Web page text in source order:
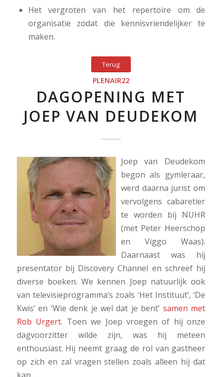
Het vergroten van het repertoire om de
organisatie zodat die kennisvriendelijker te
maken.
Terug
PLENAIR22
DAGOPENING MET
JOEP VAN DEUDEKOM
Joep van Deudekom
begon als gymleraar,
werd daarna jurist om
vervolgens cabaretier
te worden bij NUHR
(met Peter Heerschop
en Viggo Waas).
Daarnaast was hij
presentator bij Discovery Channel en schreef hij
diverse boeken. We kennen Joep natuurlijk ook
van televisieprogramma’s zoals ‘Het Instituut’, ‘De
Kwis’ en ‘Wie denk je wel dat je bent’ samen met
Rob Urgert. Toen we Joep vroegen of hij onze
dagvoorzitter wilde zijn, was hij meteen
enthousiast. Hij neemt graag de rol van gastheer
op zich en zal vragen stellen zoals alleen hij dat